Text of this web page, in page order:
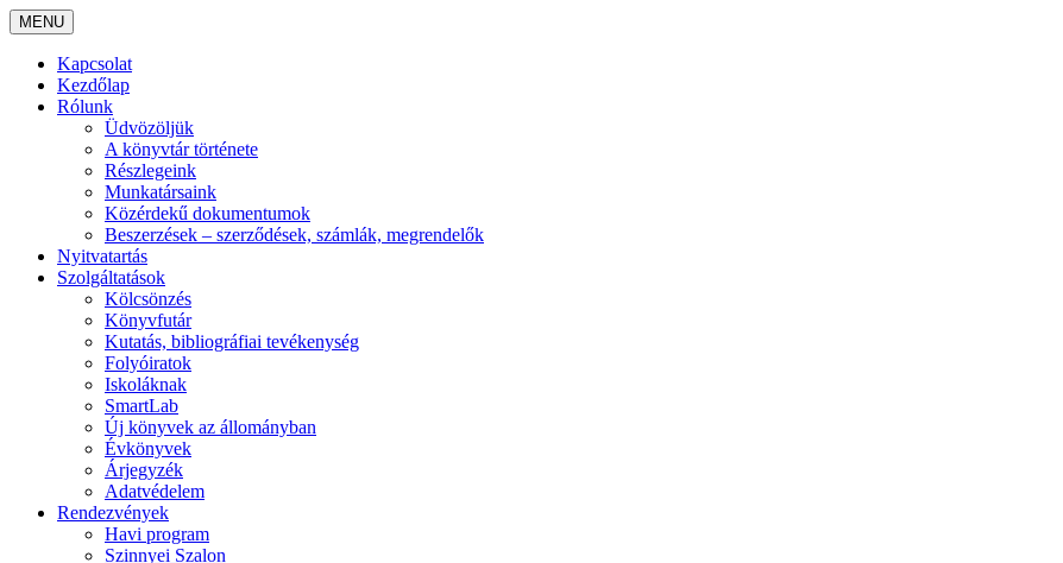
MENU
Kapcsolat
Kezdőlap
Rólunk
Üdvözöljük
A könyvtár története
Részlegeink
Munkatársaink
Közérdekű dokumentumok
Beszerzések – szerződések, számlák, megrendelők
Nyitvatartás
Szolgáltatások
Kölcsönzés
Könyvfutár
Kutatás, bibliográfiai tevékenység
Folyóiratok
Iskoláknak
SmartLab
Új könyvek az állományban
Évkönyvek
Árjegyzék
Adatvédelem
Rendezvények
Havi program
Szinnyei Szalon